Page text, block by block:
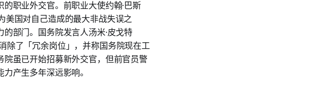
职业外交官。前职业大使约翰·巴斯
美国对自己造成的最大非战失误之
部门。国务院发言人汤米·皮戈特
除了「冗余岗位」，并称国务院现在工
虽已开始招募新外交官，但前官员警
产生多年深远影响。